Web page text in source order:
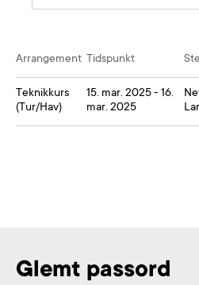
Arrangement Tidspunkt
Teknikkurs
(Tur/Hav)
15. mar. 2025 - 16.
mar. 2025
Glemt passord